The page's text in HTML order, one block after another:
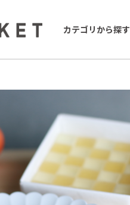
カテゴリから探す